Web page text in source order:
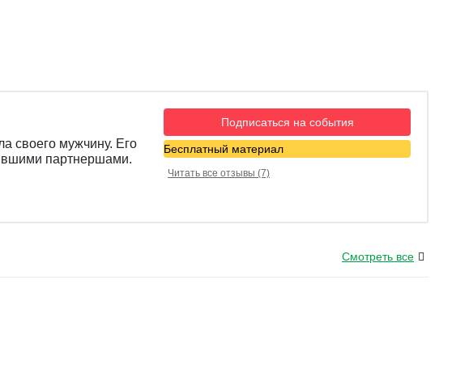
своего мужчину. Его
партнершами.
Подписаться на события
Бесплатный материал
Читать все отзывы (7)
Смотреть все